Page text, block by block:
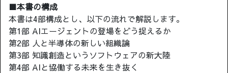
■本書の構成
本書は4部構成とし、以下の流れで解説します。
第1部 AIエージェントの登場をどう捉えるか
第2部 人と半導体の新しい組織論
第3部 知識創造というソフトウェアの新大陸
第4部 AIと協働する未来を生き抜く